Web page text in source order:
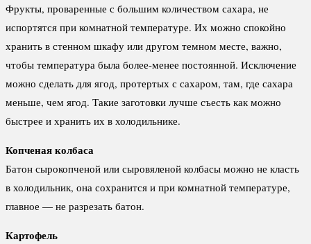
Фрукты, проваренные с большим количеством сахара, не
испортятся при комнатной температуре. Их можно спокойно
хранить в стенном шкафу или другом темном месте, важно,
чтобы температура была более-менее постоянной. Исключение
можно сделать для ягод, протертых с сахаром, там, где сахара
меньше, чем ягод. Такие заготовки лучше съесть как можно
быстрее и хранить их в холодильнике.
Копченая колбаса
Батон сырокопченой или сыровяленой колбасы можно не класть
в холодильник, она сохранится и при комнатной температуре,
главное — не разрезать батон.
Картофель